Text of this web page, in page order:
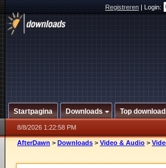
Registreren|Login:
Startpagina Downloads Top
8/8/2026 1:22:58 PM
AfterDawn > Downloads > Video & Audio >